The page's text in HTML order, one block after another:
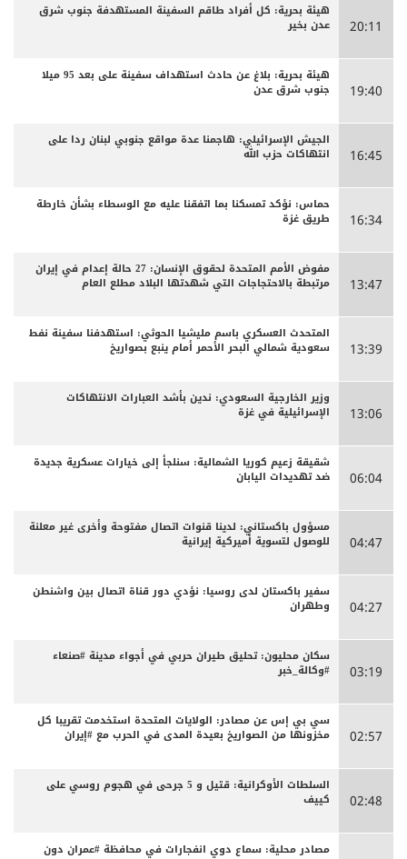
20:11
هيئة بحرية: كل أفراد طاقم السفينة المستهدفة جنوب شرق
عدن بخير
19:40
هيئة بحرية: بلاغ عن حادث استهداف سفينة على بعد 95 ميلا
جنوب شرق عدن
16:45
الجيش الإسرائيلي: هاجمنا عدة مواقع جنوبي لبنان ردا على
انتهاكات حزب الله
16:34
حماس: نؤكد تمسكنا بما اتفقنا عليه مع الوسطاء بشأن خارطة
طريق غزة
13:47
مفوض الأمم المتحدة لحقوق الإنسان: 27 حالة إعدام في إيران
مرتبطة بالاحتجاجات التي شهدتها البلاد مطلع العام
13:39
المتحدث العسكري باسم مليشيا الحوثي: استهدفنا سفينة نفط
سعودية شمالي البحر الأحمر أمام ينبع بصواريخ
13:06
وزير الخارجية السعودي: ندين بأشد العبارات الانتهاكات
الإسرائيلية في غزة
06:04
شقيقة زعيم كوريا الشمالية: سنلجأ إلى خيارات عسكرية جديدة
ضد تهديدات اليابان
04:47
مسؤول باكستاني: لدينا قنوات اتصال مفتوحة وأخرى غير معلنة
للوصول لتسوية أميركية إيرانية
04:27
سفير باكستان لدى روسيا: نؤدي دور قناة اتصال بين واشنطن
وطهران
03:19
سكان محليون: تحليق طيران حربي في أجواء مدينة #صنعاء
#وكالة_خبر
02:57
سي بي إس عن مصادر: الولايات المتحدة استخدمت تقريبا كل
مخزونها من الصواريخ بعيدة المدى في الحرب مع #إيران
02:48
السلطات الأوكرانية: قتيل و 5 جرحى في هجوم روسي على
كييف
مصادر محلية: سماع دوي انفجارات في محافظة #عمران دون